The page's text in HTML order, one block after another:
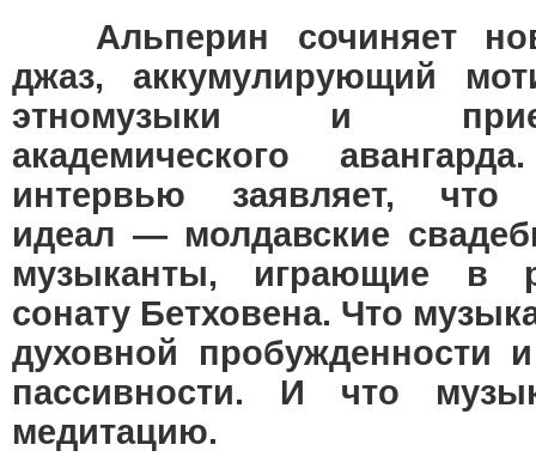
Альперин сочиняет
джаз, аккумулирующий
этномузыки и
академического
интервью заявляет, что
идеал — молдавские
музыканты, играющие в
сонату Бетховена. Что
духовной пробужденности
пассивности. И что
медитацию.